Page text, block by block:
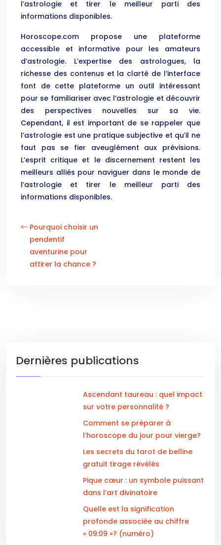
l’astrologie et tirer le meilleur parti des
informations disponibles.
Horoscope.com propose une plateforme
accessible et informative pour les amateurs
d’astrologie. L’expertise des astrologues, la
richesse des contenus et la clarté de l’interface
font de cette plateforme un outil intéressant
pour se familiariser avec l’astrologie et découvrir
des perspectives nouvelles sur sa vie.
Cependant, il est important de se rappeler que
l’astrologie est une pratique subjective et qu’il ne
faut pas se fier aveuglément aux prévisions.
L’esprit critique et le discernement restent les
meilleurs alliés pour naviguer dans le monde de
l’astrologie et tirer le meilleur parti des
informations disponibles.
Pourquoi choisir un
pendentif
aventurine pour
attirer la chance ?
Dernières publications
Ascendant taureau : quel impact
sur votre personnalité ?
Comment se préparer à
l’horoscope du jour pour vierge?
Les secrets du tarot de belline
gratuit tirage révélés
Pique cœur : un symbole puissant
dans l’art divinatoire
Quelle est la signification
profonde associée au chiffre
« 09:09 »? (numéro)